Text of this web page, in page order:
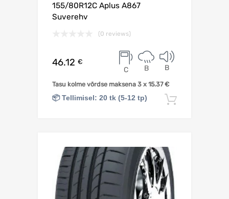
155/80R12C Aplus A867
Suverehv
(0 reviews)
46.12 €
C B B
Tasu kolme võrdse maksena 3 x 15.37€
📦 Tellimisel: 20 tk (5-12 tp)